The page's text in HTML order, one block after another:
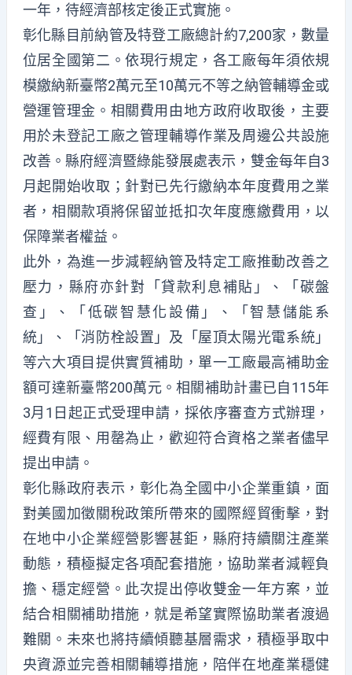
一年，待經濟部核定後正式實施。
彰化縣目前納管及特登工廠總計約7,200家，數量
位居全國第二。依現行規定，各工廠每年須依規
模繳納新臺幣2萬元至10萬元不等之納管輔導金或
營運管理金。相關費用由地方政府收取後，主要
用於未登記工廠之管理輔導作業及周邊公共設施
改善。縣府經濟暨綠能發展處表示，雙金每年自3
月起開始收取；針對已先行繳納本年度費用之業
者，相關款項將保留並抵扣次年度應繳費用，以
保障業者權益。
此外，為進一步減輕納管及特定工廠推動改善之
壓力，縣府亦針對「貸款利息補貼」、「碳盤
查」、「低碳智慧化設備」、「智慧儲能系
統」、「消防栓設置」及「屋頂太陽光電系統」
等六大項目提供實質補助，單一工廠最高補助金
額可達新臺幣200萬元。相關補助計畫已自115年
3月1日起正式受理申請，採依序審查方式辦理，
經費有限、用罄為止，歡迎符合資格之業者儘早
提出申請。
彰化縣政府表示，彰化為全國中小企業重鎮，面
對美國加徵關稅政策所帶來的國際經貿衝擊，對
在地中小企業經營影響甚鉅，縣府持續關注產業
動態，積極擬定各項配套措施，協助業者減輕負
擔、穩定經營。此次提出停收雙金一年方案，並
結合相關補助措施，就是希望實際協助業者渡過
難關。未來也將持續傾聽基層需求，積極爭取中
央資源並完善相關輔導措施，陪伴在地產業穩健